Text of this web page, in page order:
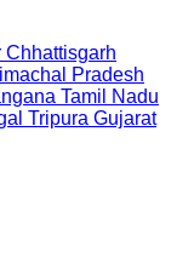
Chhattisgarh
Pradesh
Tamil Nadu
Tripura Gujarat